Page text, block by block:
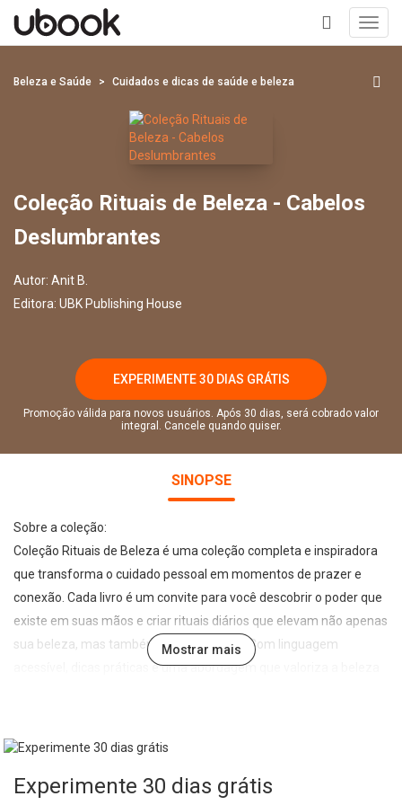
+
Beleza e Saúde Cuidados e dicas de saúde e beleza
Coleção Rituais de Beleza - Cabelos
Deslumbrantes
Autor: Anit B.
Editora: UBK Publishing House
EXPERIMENTE 30 DIAS GRÁTIS
Promoção válida para novos usuários. Após 30 dias, será cobrado valor
integral. Cancele quando quiser.
SINOPSE
Sobre a coleção:
Coleção Rituais de Beleza é uma coleção completa e inspiradora
que transforma o cuidado pessoal em momentos de prazer e
conexão. Cada livro é um convite para você descobrir o poder que
existe em suas mãos e criar rituais diários que elevam não apenas
sua beleza, mas também seu bem-estar. Com linguagem
acessível, dicas práticas e uma abordagem que valoriza a beleza
Coleção Rituais de Beleza - Cabelos Deslumbrantes
Mostrar mais
Experimente 30 dias grátis